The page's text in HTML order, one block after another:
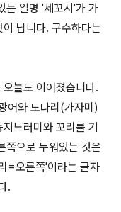
는 일명 '세꼬시'가 가
납니다. 구수하다는
늘도 이어졌습니다.
어와 도다리(가자미)
느러미와 꼬리를 기
쪽으로 누워있는 것은
=오른쪽'이라는 글자
.